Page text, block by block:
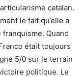
catalan.
le fait qu’elle a
Quand
était toujours
5/0 sur le terrain
politique. Le